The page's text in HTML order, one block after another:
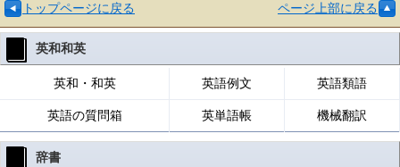
トップページに戻る ページ上部に戻る
英和和英
英和・和英 英語例文 英語類語
英語の質問箱 英単語帳 機械翻訳
辞書